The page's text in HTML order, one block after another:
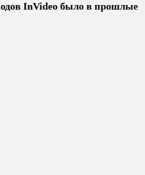
InVideo было в прошлые